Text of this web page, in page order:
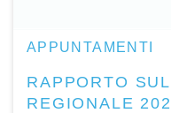
APPUNTAMENTI
RAPPORTO
REGIONALE